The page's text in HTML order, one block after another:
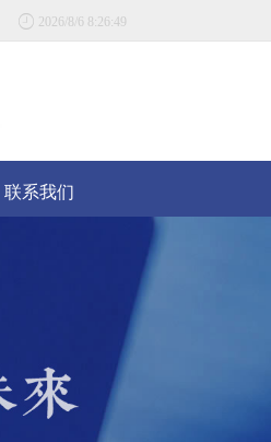
 2026/8/6 8:26:49
联系我们